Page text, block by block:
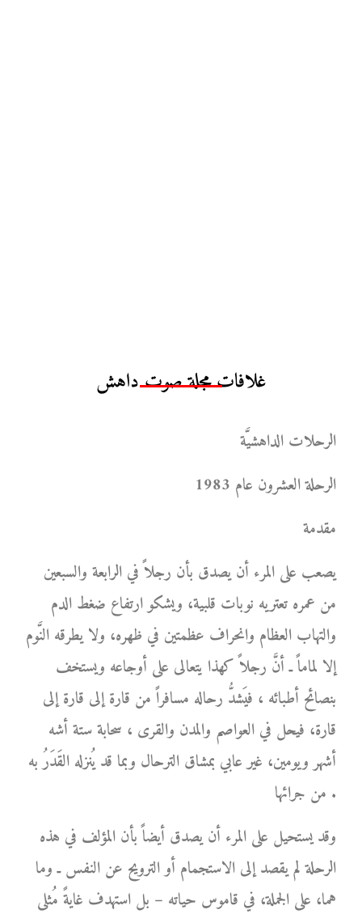
غلافات مجلة صوت داهش
الرحلات الداهشيَّة
الرحلة العشرون عام 1983
مقدمة
يصعب على المرء أن يصدق بأن رجلاً في الرابعة والسبعين
من عمره تعتريه نوبات قلبية، ويشكو ارتفاع ضغط الدم
والتهاب العظام وانحراف عظمتين في ظهره، ولا يطرقه النَّوم
إلا لماماً ـ أنَّ رجلاً كهذا يتعالى على أوجاعه ويستخف
بنصائح أطبائه ، فيَشدُّ رحاله مسافراً من قارة إلى قارة إلى
قارة، فيحل في العواصم والمدن والقرى ، سحابة ستة أشه
أشهر ويومين، غير عابي بمشاق الترحال وبما قد يُنزله القَدَرُ به
من جرائها .
وقد يستحيل على المرء أن يصدق أيضاً بأن المؤلف في هذه
الرحلة لم يقصد إلى الاستجمام أو الترويح عن النفس ـ وما
هما، على الجملة، في قاموس حياته – بل استهدف غايةً مُثلى